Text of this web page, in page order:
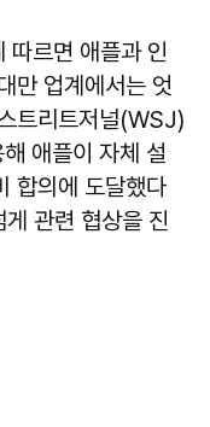
따르면 애플과 인
만 업계에서는 엇
트리트저널(WSJ)
애플이 자체 설
합의에 도달했다
관련 협상을 진